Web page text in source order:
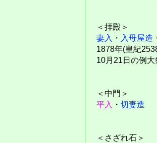
＜拝殿＞
妻入 ・ 入母屋造
1878年(皇紀
10月21日の例大
＜中門＞
平入 ・ 切妻造
＜さざれ石＞